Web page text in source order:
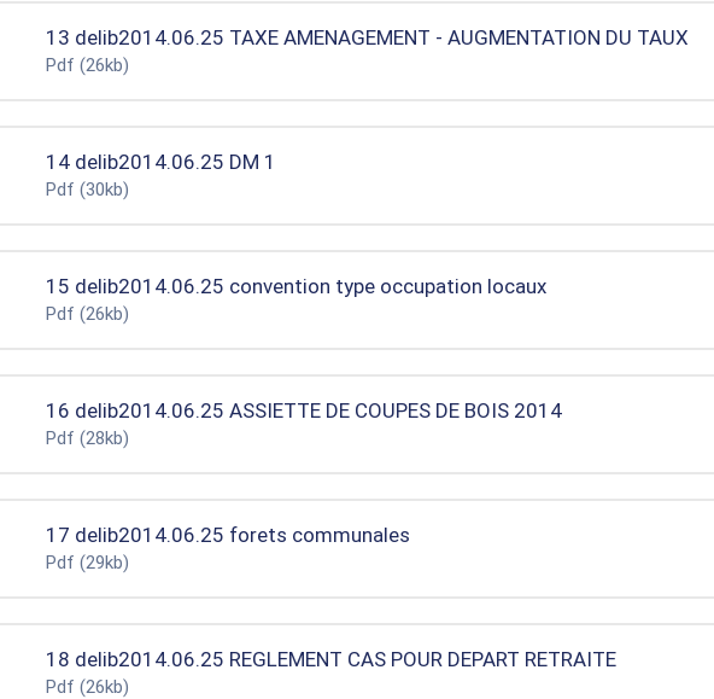
13 delib2014.06.25 TAXE AMENAGEMENT - AUGMENTATION DU TAUX
Pdf (26kb)
14 delib2014.06.25 DM 1
Pdf (30kb)
15 delib2014.06.25 convention type occupation locaux
Pdf (26kb)
16 delib2014.06.25 ASSIETTE DE COUPES DE BOIS 2014
Pdf (28kb)
17 delib2014.06.25 forets communales
Pdf (29kb)
18 delib2014.06.25 REGLEMENT CAS POUR DEPART RETRAITE
Pdf (26kb)